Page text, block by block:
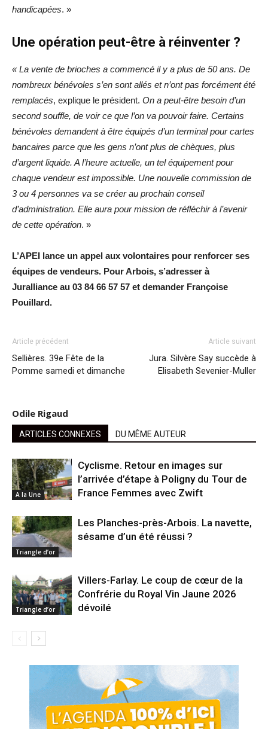
handicapées. »
Une opération peut-être à réinventer ?
« La vente de brioches a commencé il y a plus de 50 ans. De
nombreux bénévoles s’en sont allés et n’ont pas forcément été
remplacés, explique le président. On a peut-être besoin d’un
second souffle, de voir ce que l’on va pouvoir faire. Certains
bénévoles demandent à être équipés d’un terminal pour cartes
bancaires parce que les gens n’ont plus de chèques, plus
d’argent liquide. A l’heure actuelle, un tel équipement pour
chaque vendeur est impossible. Une nouvelle commission de
3 ou 4 personnes va se créer au prochain conseil
d’administration. Elle aura pour mission de réfléchir à l’avenir
de cette opération. »
L’APEI lance un appel aux volontaires pour renforcer ses
équipes de vendeurs. Pour Arbois, s’adresser à
Juralliance au 03 84 66 57 57 et demander Françoise
Pouillard.
Article précédent
Sellières. 39e Fête de la
Pomme samedi et dimanche
Article suivant
Jura. Silvère Say succède à
Elisabeth Sevenier-Muller
Odile Rigaud
ARTICLES CONNEXES DU MÊME AUTEUR
A la Une
Cyclisme. Retour en images sur
l’arrivée d’étape à Poligny du Tour de
France Femmes avec Zwift
Triangle d’or
Les Planches-près-Arbois. La navette,
sésame d’un été réussi ?
Triangle d’or
Villers-Farlay. Le coup de cœur de la
Confrérie du Royal Vin Jaune 2026
dévoilé